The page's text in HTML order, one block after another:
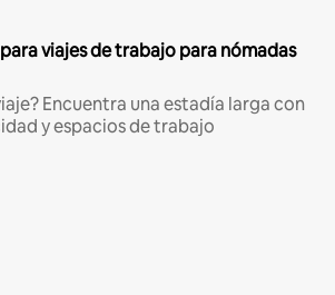
viajes de trabajo para nómadas
Encuentra una estadía larga con
y espacios de trabajo